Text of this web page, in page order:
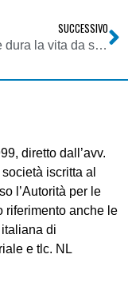
SUCCESSIVO
Quanto è dura la vita da stagista!
diretto dall’avv.
iscritta al
l’Autorità per le
riferimento anche le
di
e tlc. NL